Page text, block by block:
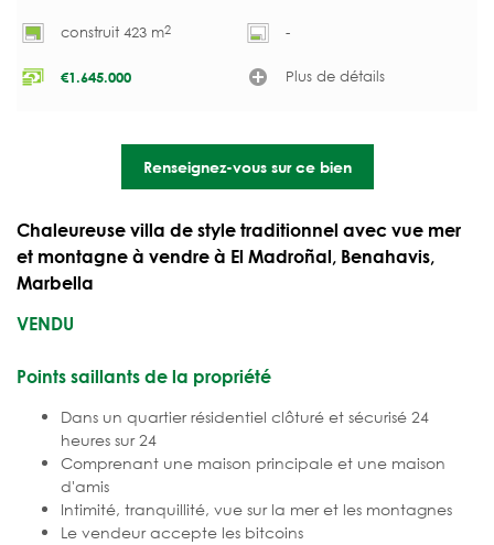
construit 423 m2 -
€1.645.000 Plus de détails
Renseignez-vous sur ce bien
Chaleureuse villa de style traditionnel avec vue mer
et montagne à vendre à El Madroñal, Benahavis,
Marbella
VENDU
Points saillants de la propriété
Dans un quartier résidentiel clôturé et sécurisé 24
heures sur 24
Comprenant une maison principale et une maison
d'amis
Intimité, tranquillité, vue sur la mer et les montagnes
Le vendeur accepte les bitcoins